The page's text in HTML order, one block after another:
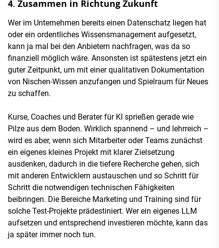
4. Zusammen in Richtung Zukunft
Wer im Unternehmen bereits einen Datenschatz liegen hat
oder ein ordentliches Wissensmanagement aufgesetzt,
kann ja mal bei den Anbietern nachfragen, was da so
finanziell möglich wäre. Ansonsten ist spätestens jetzt ein
guter Zeitpunkt, um mit einer qualitativen Dokumentation
von Nischen-Wissen anzufangen und Spielraum für Neues
zu schaffen.
Kurse, Coaches und Berater für KI sprießen gerade wie
Pilze aus dem Boden. Wirklich spannend – und lehrreich –
wird es aber, wenn sich Mitarbeiter oder Teams zunächst
ein eigenes kleines Projekt mit klarer Zielsetzung
ausdenken, dadurch in die tiefere Recherche gehen, sich
mit anderen Entwicklern austauschen und so Schritt für
Schritt die notwendigen technischen Fähigkeiten
beibringen. Die Bereiche Marketing und Training sind für
solche Test-Projekte prädestiniert. Wer ein eigenes LLM
aufsetzen und entsprechend investieren möchte, kann das
ja später immer noch tun.